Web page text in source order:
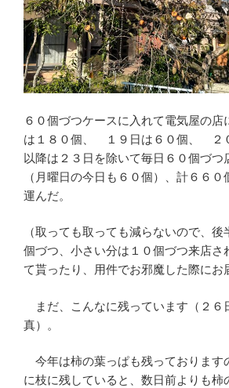
６０個づつケースに入れて電気屋の
は１８０個、 １９日は６０個、 ２
以降は２３日を除いて毎日６０個づつ
（月曜日の今日も６０個）、計６６０
運んだ。
（取っても取っても減らないので、後
個づつ、小さい分は１０個づつ来店さ
て貰ったり、用件でお邪魔した際にお
まだ、こんなに残っています（２６
真）。
今年は柿の葉っぱも残っておりま
に枝に残していると、数日前よりも柿